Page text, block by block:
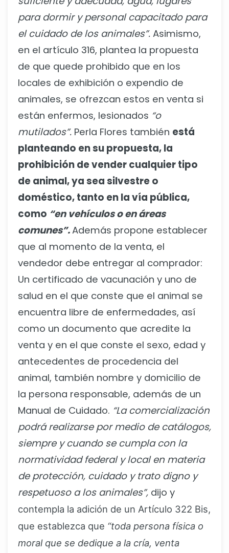
para dormir y personal capacitado para
el cuidado de los animales”. Asimismo,
en el artículo 316, plantea la propuesta
de que quede prohibido que en los
locales de exhibición o expendio de
animales, se ofrezcan estos en venta si
están enfermos, lesionados “o
mutilados”. Perla Flores también está
planteando en su propuesta, la
prohibición de vender cualquier tipo
de animal, ya sea silvestre o
doméstico, tanto en la vía pública,
como “en vehículos o en áreas
comunes”.Además propone establecer
que al momento de la venta, el
vendedor debe entregar al comprador:
Un certificado de vacunación y uno de
salud en el que conste que el animal se
encuentra libre de enfermedades, así
como un documento que acredite la
venta y en el que conste el sexo, edad y
antecedentes de procedencia del
animal, también nombre y domicilio de
la persona responsable, además de un
Manual de Cuidado. “La comercialización
podrá realizarse por medio de catálogos,
siempre y cuando se cumpla con la
normatividad federal y local en materia
de protección, cuidado y trato digno y
respetuoso a los animales”, dijo y
contempla la adición de un Artículo 322 Bis,
que establezca que “toda persona física o
moral que se dedique a la cría, venta